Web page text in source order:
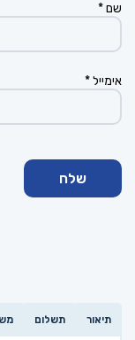
שם*
אימייל*
תיאור תשלום